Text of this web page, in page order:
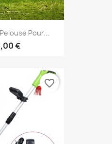
Pour...
€
favorite_border